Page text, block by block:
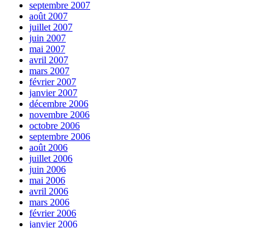
septembre 2007
août 2007
juillet 2007
juin 2007
mai 2007
avril 2007
mars 2007
février 2007
janvier 2007
décembre 2006
novembre 2006
octobre 2006
septembre 2006
août 2006
juillet 2006
juin 2006
mai 2006
avril 2006
mars 2006
février 2006
janvier 2006